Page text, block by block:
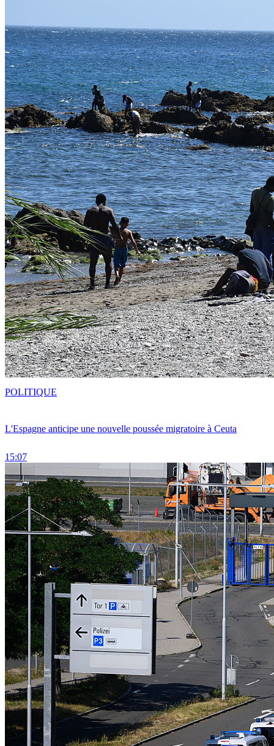
L'Espagne anticipe une nouvelle poussée migratoire à Ceuta
15:07
POLITIQUE